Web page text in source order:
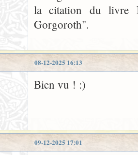
la citation du livre
Gorgoroth".
08-12-2025 16:13
Bien vu ! :)
09-12-2025 17:01